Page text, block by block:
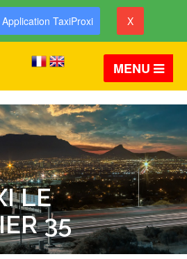
TaxiProxi X
MENU
LE
35